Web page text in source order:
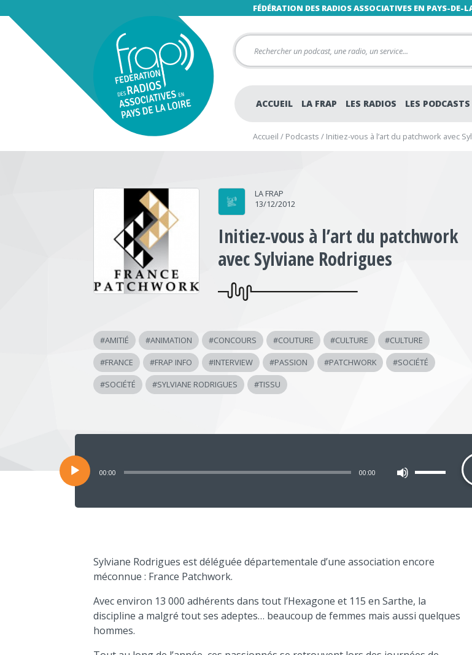
FÉDÉRATION DES RADIOS ASSOCIATIVES EN PAYS-DE-
ACCUEIL LA FRAP LES RADIOS LES PODCASTS
Accueil / Podcasts / Initiez-vous à l’art du patchwork avec
LA FRAP
13/12/2012
Initiez-vous à l’art du patchwork
avec Sylviane Rodrigues
#AMITIÉ #ANIMATION #CONCOURS #COUTURE #CULTURE #CULTURE
#FRANCE #FRAP INFO #INTERVIEW #PASSION #PATCHWORK #SOCIÉTÉ
#SOCIÉTÉ #SYLVIANE RODRIGUES #TISSU
Lecteur
00:00 00:00 les
pour
Sylviane Rodrigues est déléguée départementale d’une association encore
méconnue : France Patchwork.
Avec environ 13 000 adhérents dans tout l’Hexagone et 115 en Sarthe, la
discipline a malgré tout ses adeptes… beaucoup de femmes mais aussi quelques
hommes.